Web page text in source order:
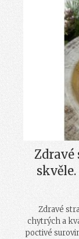
Zdravé
chytrých a
poctivé